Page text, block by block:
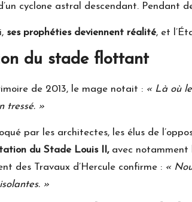
cyclone astral descendant. Pendant
ses prophéties deviennent réalité, et
du stade flottant
de 2013, le mage notait : « Là où
tressé. »
par les architectes, les élus de
du Stade Louis II, avec
des Travaux d’Hercule confirme : «
»